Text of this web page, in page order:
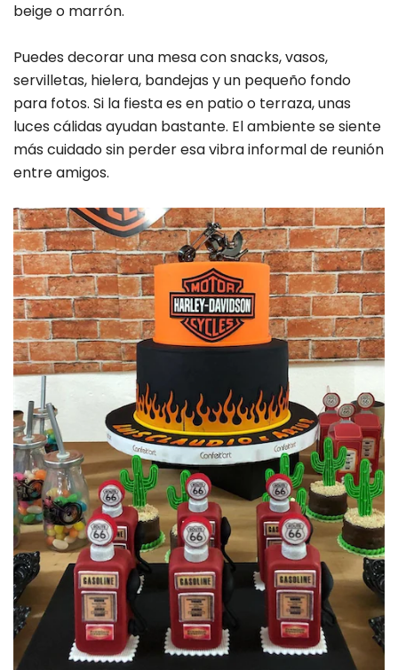
beige o marrón.
Puedes decorar una mesa con snacks, vasos,
servilletas, hielera, bandejas y un pequeño fondo
para fotos. Si la fiesta es en patio o terraza, unas
luces cálidas ayudan bastante. El ambiente se siente
más cuidado sin perder esa vibra informal de reunión
entre amigos.